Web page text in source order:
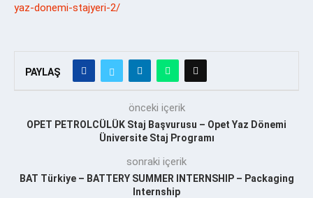
yaz-donemi-stajyeri-2/
PAYLAŞ
önceki içerik
OPET PETROLCÜLÜK Staj Başvurusu – Opet Yaz Dönemi
Üniversite Staj Programı
sonraki içerik
BAT Türkiye – BATTERY SUMMER INTERNSHIP – Packaging
Internship